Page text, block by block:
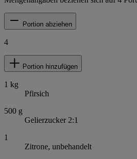
Portion abziehen
4
Portion hinzufügen
1 kg
Pfirsich
500 g
Gelierzucker 2:1
1
Zitrone, unbehandelt